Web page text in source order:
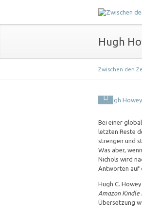
Hugh
Zwischen den
Bei einer
letzten Reste
strengen und
Was aber,
Nichols wird
Antworten auf
Hugh C.
Amazon Kindle
Übersetzung